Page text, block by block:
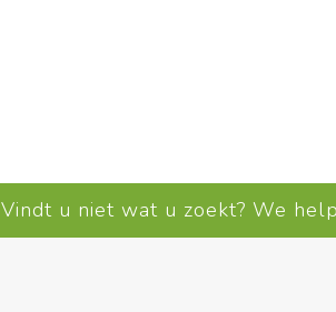
Vindt u niet wat u zoekt? We